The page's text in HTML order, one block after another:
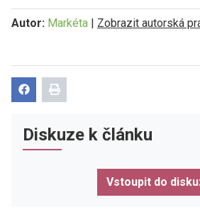
Autor: Markéta | Zobrazit autorská
Diskuze k článku
Vstoupit do